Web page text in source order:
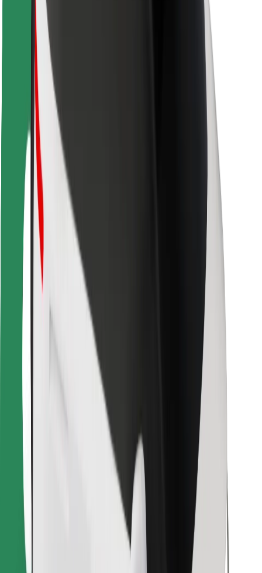
Gradovi
Lokacije
Gradska rješenja
Zračne luke
Bolt stanice za punjenje
Podrška
Za korisnike
Za vozače
Za dostavljače
Bolt Food
Za vlasnike flota
Za restorane
Bolt for Business
Uvjeti i odredbe
Zatraži vožnju i putuj kroz nekoliko minuta!
Preuzmi aplikaciju Bolt
Pronađi svoje najdraže jelo!
Preuzmi aplikaciju Bolt Food